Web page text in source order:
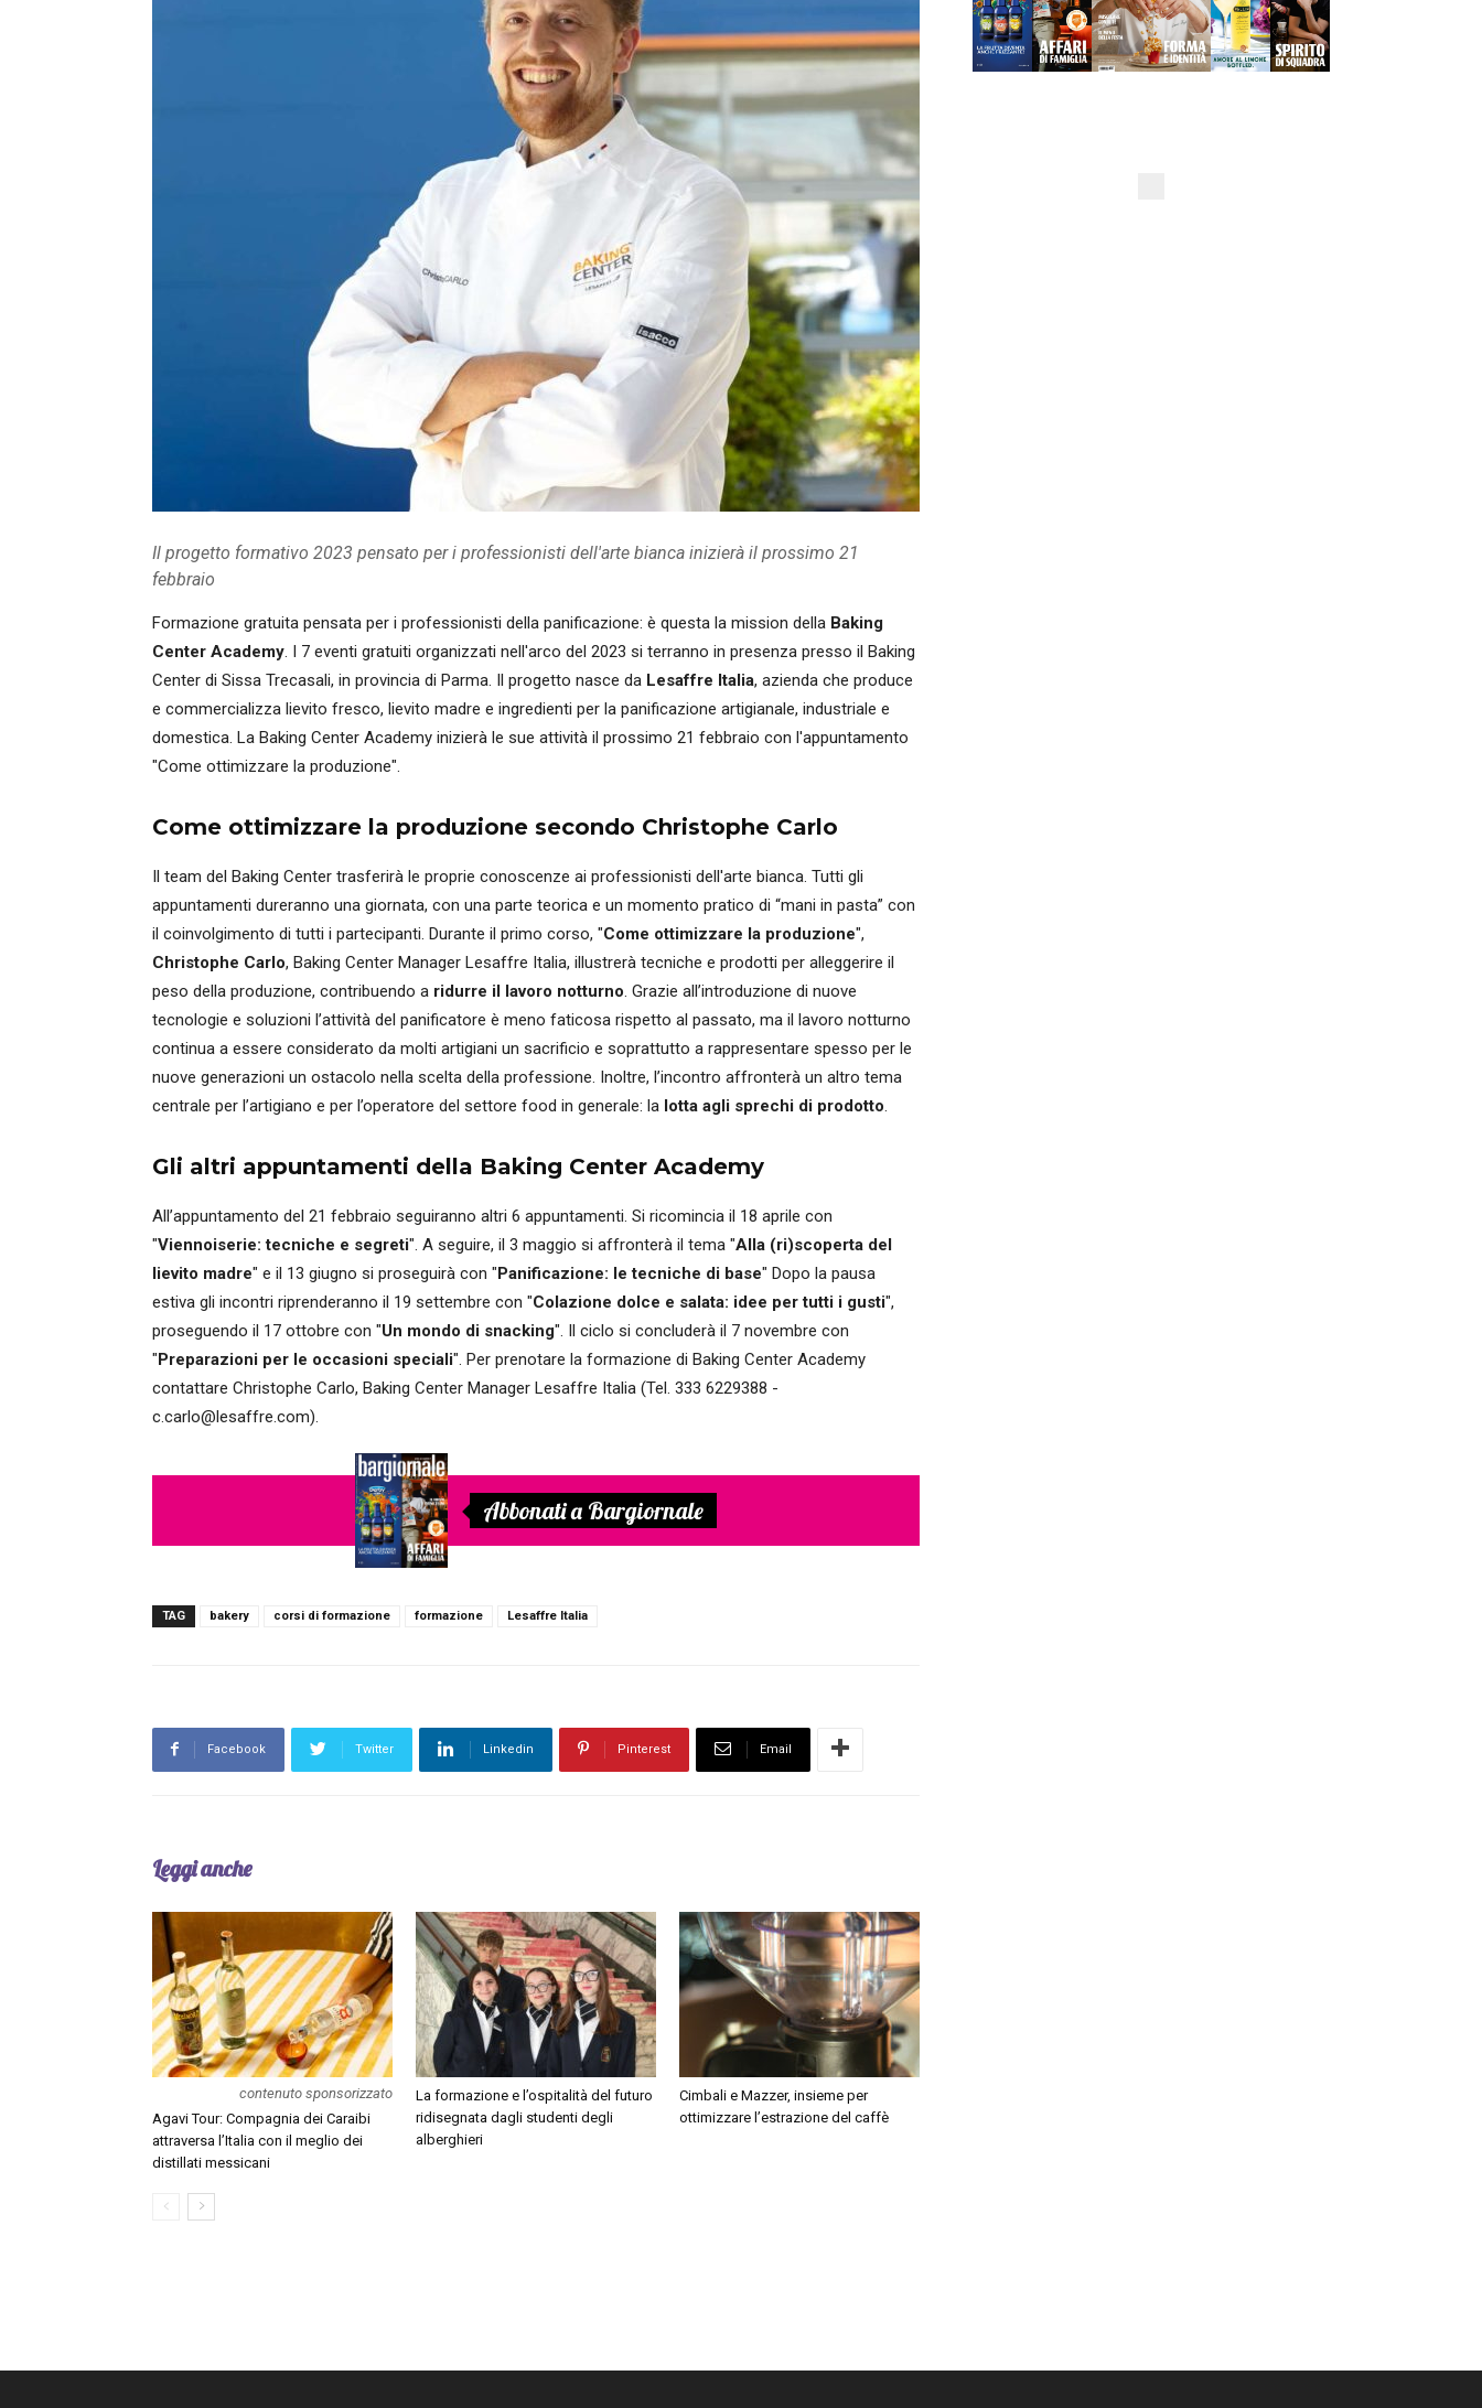
Il progetto formativo 2023 pensato per i professionisti dell'arte bianca inizierà il prossimo 21
febbraio
Formazione gratuita pensata per i professionisti della panificazione: è questa la mission della Baking
Center Academy. I 7 eventi gratuiti organizzati nell'arco del 2023 si terranno in presenza presso il Baking
Center di Sissa Trecasali, in provincia di Parma. Il progetto nasce da Lesaffre Italia, azienda che produce
e commercializza lievito fresco, lievito madre e ingredienti per la panificazione artigianale, industriale e
domestica. La Baking Center Academy inizierà le sue attività il prossimo 21 febbraio con l'appuntamento
"Come ottimizzare la produzione".
Come ottimizzare la produzione secondo Christophe Carlo
Il team del Baking Center trasferirà le proprie conoscenze ai professionisti dell'arte bianca. Tutti gli
appuntamenti dureranno una giornata, con una parte teorica e un momento pratico di “mani in pasta” con
il coinvolgimento di tutti i partecipanti. Durante il primo corso, "Come ottimizzare la produzione",
Christophe Carlo, Baking Center Manager Lesaffre Italia, illustrerà tecniche e prodotti per alleggerire il
peso della produzione, contribuendo a ridurre il lavoro notturno. Grazie all’introduzione di nuove
tecnologie e soluzioni l’attività del panificatore è meno faticosa rispetto al passato, ma il lavoro notturno
continua a essere considerato da molti artigiani un sacrificio e soprattutto a rappresentare spesso per le
nuove generazioni un ostacolo nella scelta della professione. Inoltre, l’incontro affronterà un altro tema
centrale per l’artigiano e per l’operatore del settore food in generale: la lotta agli sprechi di prodotto.
Gli altri appuntamenti della Baking Center Academy
All’appuntamento del 21 febbraio seguiranno altri 6 appuntamenti. Si ricomincia il 18 aprile con
"Viennoiserie: tecniche e segreti". A seguire, il 3 maggio si affronterà il tema "Alla (ri)scoperta del
lievito madre" e il 13 giugno si proseguirà con "Panificazione: le tecniche di base" Dopo la pausa
estiva gli incontri riprenderanno il 19 settembre con "Colazione dolce e salata: idee per tutti i gusti",
proseguendo il 17 ottobre con "Un mondo di snacking". Il ciclo si concluderà il 7 novembre con
"Preparazioni per le occasioni speciali". Per prenotare la formazione di Baking Center Academy
contattare Christophe Carlo, Baking Center Manager Lesaffre Italia (Tel. 333 6229388 -
c.carlo@lesaffre.com).
Abbonati a Bargiornale
TAG bakery corsi di formazione formazione Lesaffre Italia
Facebook Twitter Linkedin Pinterest Email
Leggi anche
contenuto sponsorizzato
Agavi Tour: Compagnia dei Caraibi
attraversa l’Italia con il meglio dei
distillati messicani
La formazione e l’ospitalità del futuro
ridisegnata dagli studenti degli
alberghieri
Cimbali e Mazzer, insieme per
ottimizzare l’estrazione del caffè